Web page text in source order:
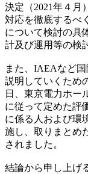
決定（2021年４月
対応を徹底するべ
について検討の具
計及び運用等の検
また、IAEAなど
説明していくため
日、東京電力ホー
に従って定めた評
に係る人および環
施し、取りまとめ
されました。
結論から申し上げ